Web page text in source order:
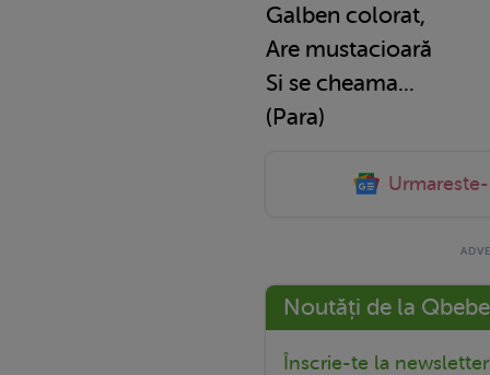
Galben colorat,
Are mustacioară
Si se cheama...
(Para)
Noutăți de la Qbebe
Înscrie-te la